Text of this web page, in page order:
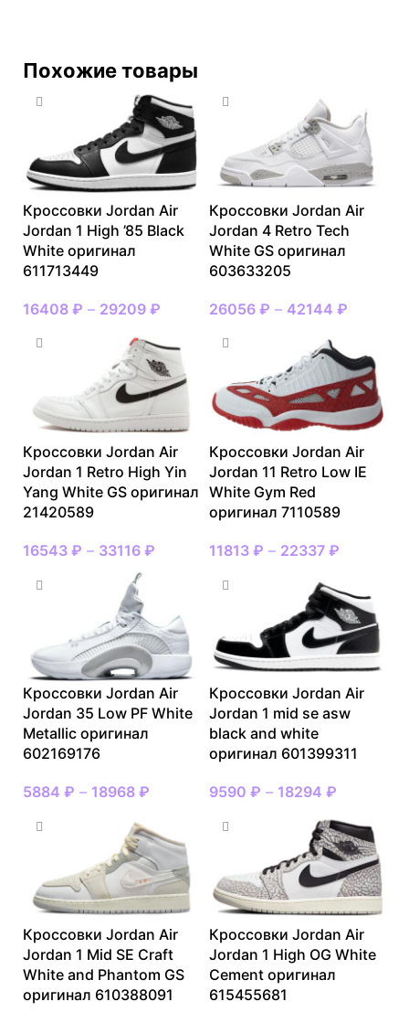
Похожие товары
Кроссовки Jordan Air
Jordan 1 High ’85 Black
White оригинал
611713449
16408 ₽ – 29209 ₽
Кроссовки Jordan Air
Jordan 4 Retro Tech
White GS оригинал
603633205
26056 ₽ – 42144 ₽
Кроссовки Jordan Air
Jordan 1 Retro High Yin
Yang White GS оригинал
21420589
16543 ₽ – 33116 ₽
Кроссовки Jordan Air
Jordan 11 Retro Low IE
White Gym Red
оригинал 7110589
11813 ₽ – 22337 ₽
Кроссовки Jordan Air
Jordan 35 Low PF White
Metallic оригинал
602169176
5884 ₽ – 18968 ₽
Кроссовки Jordan Air
Jordan 1 mid se asw
black and white
оригинал 601399311
9590 ₽ – 18294 ₽
Кроссовки Jordan Air
Jordan 1 Mid SE Craft
White and Phantom GS
оригинал 610388091
Кроссовки Jordan Air
Jordan 1 High OG White
Cement оригинал
615455681